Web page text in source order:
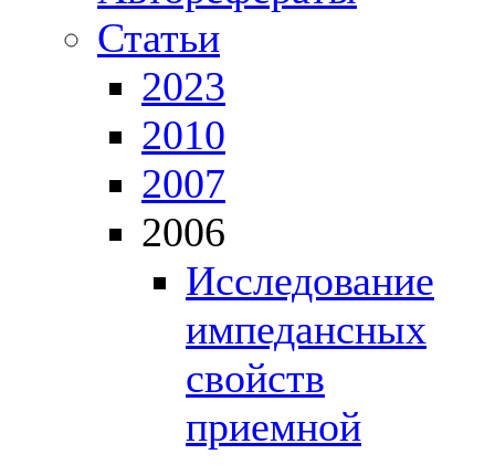
Статьи
2023
2010
2007
2006
Исследование
импедансных
свойств
приемной